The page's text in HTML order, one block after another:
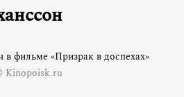
в фильме «Призрак в доспехах»
Kinopoisk.ru